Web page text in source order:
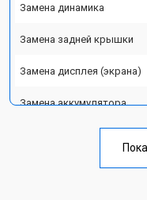
Замена динамика
Замена задней крышки
Замена дисплея (экрана)
Замена аккумулятора
Замена материнской